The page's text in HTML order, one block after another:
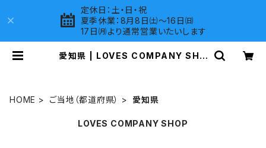
定休日：土・日・祝
夏季休業：8月8日㈯～16日㈰
17日㈪より通常営業いたいします
愛知県 | LOVES COMPANY SHO
HOME ご当地（都道府県） 愛知県
LOVES COMPANY SHOP